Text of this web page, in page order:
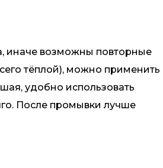
иначе возможны повторные
тёплой), можно применить
удобно использовать
После промывки лучше